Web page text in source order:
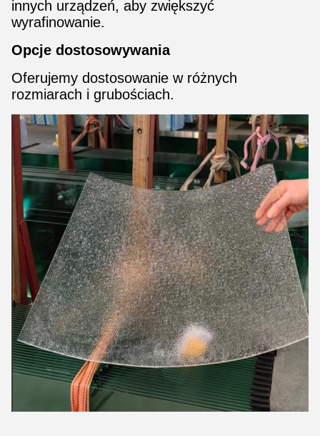
innych urządzeń, aby zwiększyć
wyrafinowanie.
Opcje dostosowywania
Oferujemy dostosowanie w różnych
rozmiarach i grubościach.